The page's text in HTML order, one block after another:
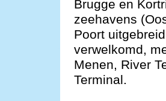
Brugge en
zeehavens
Poort
verwelkomd,
Menen, River
Terminal.